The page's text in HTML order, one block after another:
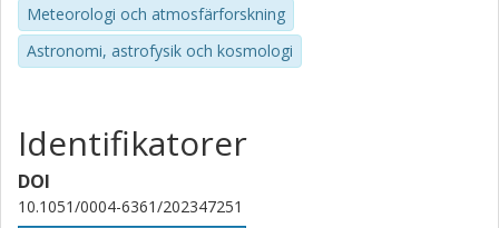
Forskning Andra publikationer
Judith Korth
Lunds universitet
Forskning Andra publikationer
Meteorologi och atmosfärforskning
Astronomi, astrofysik och kosmologi
Identifikatorer
DOI
10.1051/0004-6361/202347251